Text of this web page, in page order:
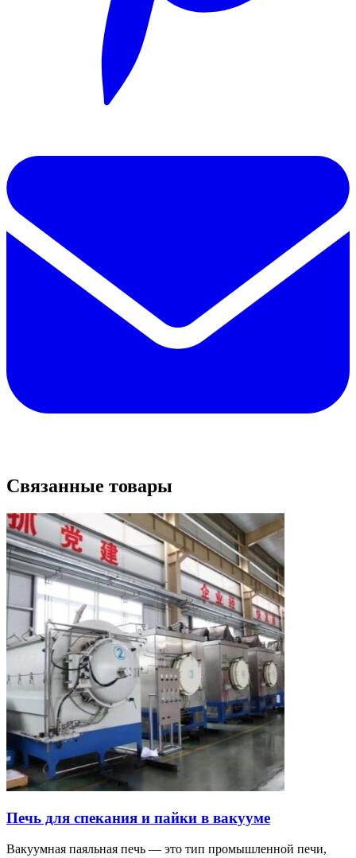
Связанные товары
Печь для спекания и пайки в вакууме
Вакуумная паяльная печь — это тип промышленной печи,